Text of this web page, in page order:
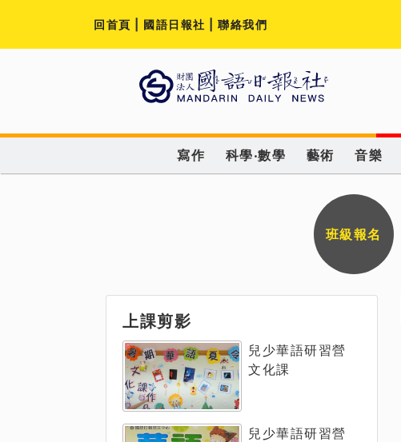
回首頁 國語日報社 聯絡我們
寫作 科學‧數學 藝術 音樂
班級報名
上課剪影
兒少華語研習營
文化課
兒少華語研習營